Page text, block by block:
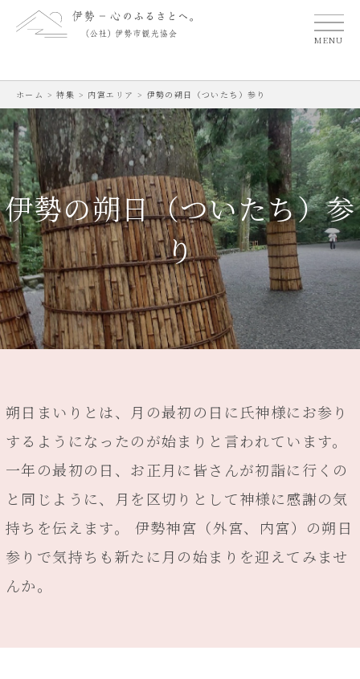
MENU
ホーム >特集 > 内宮エリア > 伊勢の朔日（ついたち）参り
伊勢の朔日（ついたち）参
り
朔日まいりとは、月の最初の日に氏神様にお参り
するようになったのが始まりと言われています。
一年の最初の日、お正月に皆さんが初詣に行くの
と同じように、月を区切りとして神様に感謝の気
持ちを伝えます。 伊勢神宮（外宮、内宮）の朔日
参りで気持ちも新たに月の始まりを迎えてみませ
んか。